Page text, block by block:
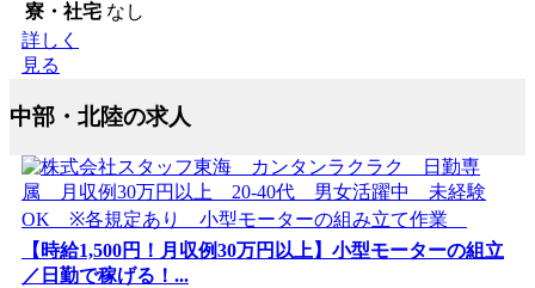
寮・社宅 なし
詳しく
見る
中部・北陸の求人
【時給1,500円！月収例30万円以上】小型モーターの組立
／日勤で稼げる！...